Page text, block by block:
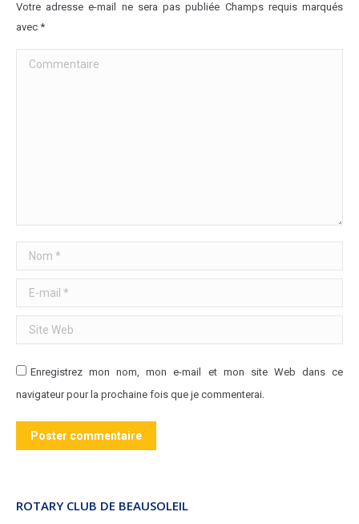
Votre adresse e-mail ne sera pas publiée Champs requis marqués
avec *
Commentaire
Nom *
E-mail *
Site Web
Enregistrez mon nom, mon e-mail et mon site Web dans ce
navigateur pour la prochaine fois que je commenterai.
Poster commentaire
ROTARY CLUB DE BEAUSOLEIL